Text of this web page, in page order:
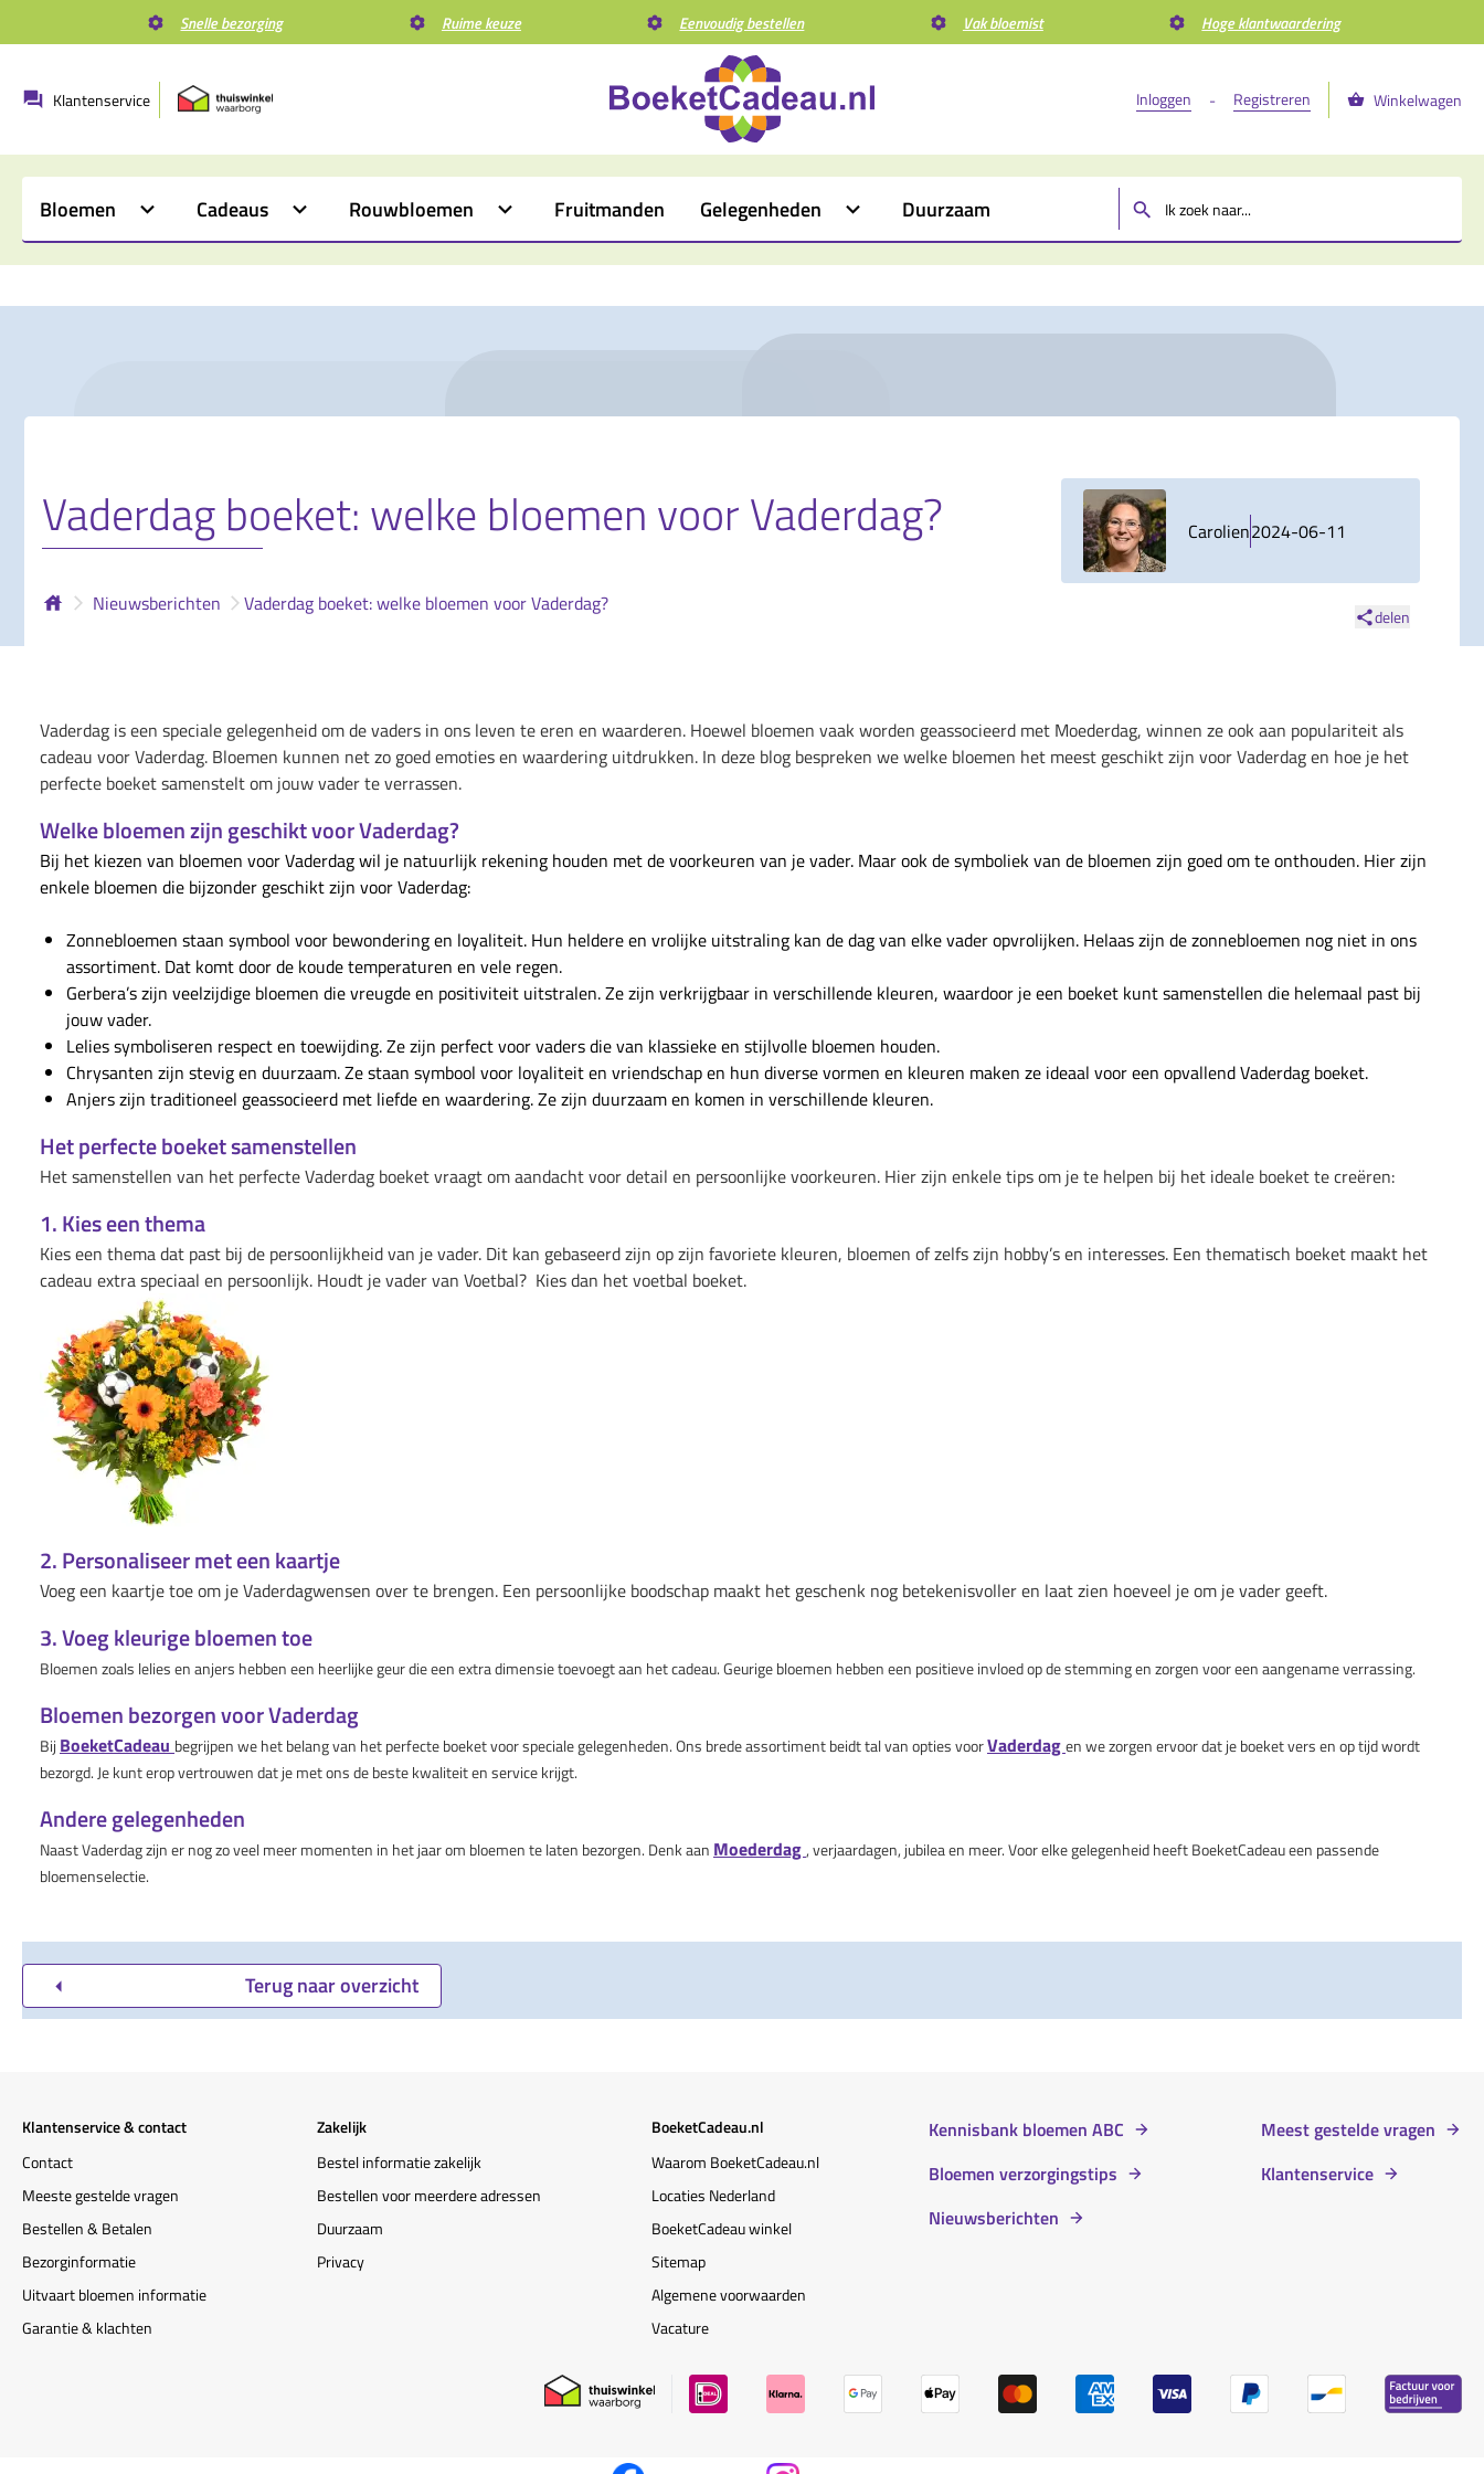
Snelle bezorging Ruime keuze Eenvoudig bestellen Vak bloemist Hoge klantwaardering
Klantenservice Inloggen - Registreren Winkelwagen
Bloemen Cadeaus Rouwbloemen Fruitmanden Gelegenheden Duurzaam
Vaderdag boeket: welke bloemen voor Vaderdag?
Nieuwsberichten Vaderdag boeket: welke bloemen voor Vaderdag?
Carolien2024-06-11
delen
Vaderdag is een speciale gelegenheid om de vaders in ons leven te eren en waarderen. Hoewel bloemen vaak worden geassocieerd met Moederdag, winnen ze ook aan populariteit als
cadeau voor Vaderdag. Bloemen kunnen net zo goed emoties en waardering uitdrukken. In deze blog bespreken we welke bloemen het meest geschikt zijn voor Vaderdag en hoe je het
perfecte boeket samenstelt om jouw vader te verrassen.
Welke bloemen zijn geschikt voor Vaderdag?
Bij het kiezen van bloemen voor Vaderdag wil je natuurlijk rekening houden met de voorkeuren van je vader. Maar ook de symboliek van de bloemen zijn goed om te onthouden. Hier zijn
enkele bloemen die bijzonder geschikt zijn voor Vaderdag:
Zonnebloemen staan symbool voor bewondering en loyaliteit. Hun heldere en vrolijke uitstraling kan de dag van elke vader opvrolijken. Helaas zijn de zonnebloemen nog niet in ons
assortiment. Dat komt door de koude temperaturen en vele regen.
Gerbera’s zijn veelzijdige bloemen die vreugde en positiviteit uitstralen. Ze zijn verkrijgbaar in verschillende kleuren, waardoor je een boeket kunt samenstellen die helemaal past bij
jouw vader.
Lelies symboliseren respect en toewijding. Ze zijn perfect voor vaders die van klassieke en stijlvolle bloemen houden.
Chrysanten zijn stevig en duurzaam. Ze staan symbool voor loyaliteit en vriendschap en hun diverse vormen en kleuren maken ze ideaal voor een opvallend Vaderdag boeket.
Anjers zijn traditioneel geassocieerd met liefde en waardering. Ze zijn duurzaam en komen in verschillende kleuren.
Het perfecte boeket samenstellen
Het samenstellen van het perfecte Vaderdag boeket vraagt om aandacht voor detail en persoonlijke voorkeuren. Hier zijn enkele tips om je te helpen bij het ideale boeket te creëren:
1. Kies een thema
Kies een thema dat past bij de persoonlijkheid van je vader. Dit kan gebaseerd zijn op zijn favoriete kleuren, bloemen of zelfs zijn hobby’s en interesses. Een thematisch boeket maakt het
cadeau extra speciaal en persoonlijk. Houdt je vader van Voetbal? Kies dan het voetbal boeket.
2. Personaliseer met een kaartje
Voeg een kaartje toe om je Vaderdagwensen over te brengen. Een persoonlijke boodschap maakt het geschenk nog betekenisvoller en laat zien hoeveel je om je vader geeft.
3. Voeg kleurige bloemen toe
Bloemen zoals lelies en anjers hebben een heerlijke geur die een extra dimensie toevoegt aan het cadeau. Geurige bloemen hebben een positieve invloed op de stemming en zorgen voor een aangename verrassing.
Bloemen bezorgen voor Vaderdag
Bij BoeketCadeau begrijpen we het belang van het perfecte boeket voor speciale gelegenheden. Ons brede assortiment beidt tal van opties voorVaderdagen we zorgen ervoor dat je boeket vers en op tijd wordt
bezorgd. Je kunt erop vertrouwen dat je met ons de beste kwaliteit en service krijgt.
Andere gelegenheden
Naast Vaderdag zijn er nog zo veel meer momenten in het jaar om bloemen te laten bezorgen. Denk aan Moederdag , verjaardagen, jubilea en meer. Voor elke gelegenheid heeft BoeketCadeau een passende
bloemenselectie.
Terug naar overzicht
Klantenservice & contact
Contact
Meeste gestelde vragen
Bestellen & Betalen
Bezorginformatie
Uitvaart bloemen informatie
Garantie & klachten
Zakelijk
Bestel informatie zakelijk
Bestellen voor meerdere adressen
Duurzaam
Privacy
BoeketCadeau.nl
Waarom BoeketCadeau.nl
Locaties Nederland
BoeketCadeau winkel
Sitemap
Algemene voorwaarden
Vacature
Kennisbank bloemen ABC
Bloemen verzorgingstips
Nieuwsberichten
Meest gestelde vragen
Klantenservice